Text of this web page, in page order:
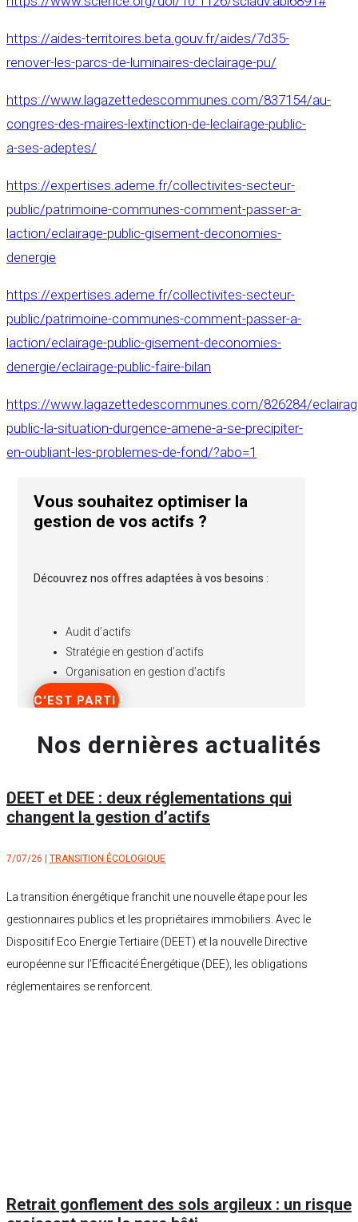
https://aides-territoires.beta.gouv.fr/aides/7d35-
renover-les-parcs-de-luminaires-declairage-pu/
https://www.lagazettedescommunes.com/837154/au-
congres-des-maires-lextinction-de-leclairage-public-
a-ses-adeptes/
https://expertises.ademe.fr/collectivites-secteur-
public/patrimoine-communes-comment-passer-a-
laction/eclairage-public-gisement-deconomies-
denergie
https://expertises.ademe.fr/collectivites-secteur-
public/patrimoine-communes-comment-passer-a-
laction/eclairage-public-gisement-deconomies-
denergie/eclairage-public-faire-bilan
https://www.lagazettedescommunes.com/826284/
public-la-situation-durgence-amene-a-se-precipiter-
en-oubliant-les-problemes-de-fond/?abo=1
Vous souhaitez optimiser la
gestion de vos actifs ?
Découvrez nos offres adaptées à vos besoins :
Audit d’actifs
Stratégie en gestion d’actifs
Organisation en gestion d’actifs
C'EST PARTI !
Nos dernières actualités
DEET et DEE : deux réglementations qui
changent la gestion d’actifs
7/07/26 | TRANSITION ÉCOLOGIQUE
La transition énergétique franchit une nouvelle étape pour les
gestionnaires publics et les propriétaires immobiliers. Avec le
Dispositif Eco Energie Tertiaire (DEET) et la nouvelle Directive
européenne sur l’Efficacité Énergétique (DEE), les obligations
réglementaires se renforcent.
Retrait gonflement des sols argileux : un risque